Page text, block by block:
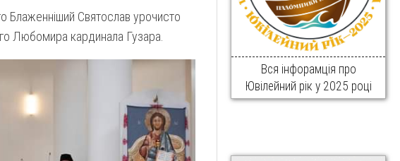
Блаженніший Святослав урочисто
Любомира кардинала Гузара.
Вся інфорамція про
Ювілейний рік у 2025 році